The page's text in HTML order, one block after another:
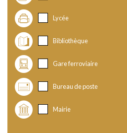
Lycée
Bibliothèque
Gare ferroviaire
Bureau de poste
Mairie